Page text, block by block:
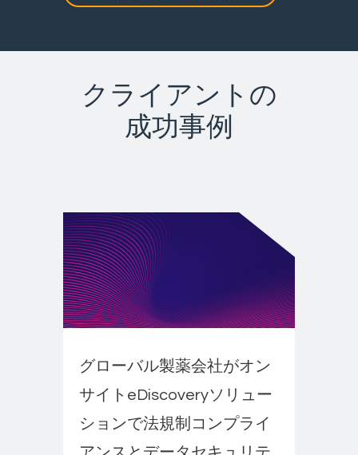
クライアントの
成功事例
グローバル製薬会社がオン
サイトeDiscoveryソリュー
ションで法規制コンプライ